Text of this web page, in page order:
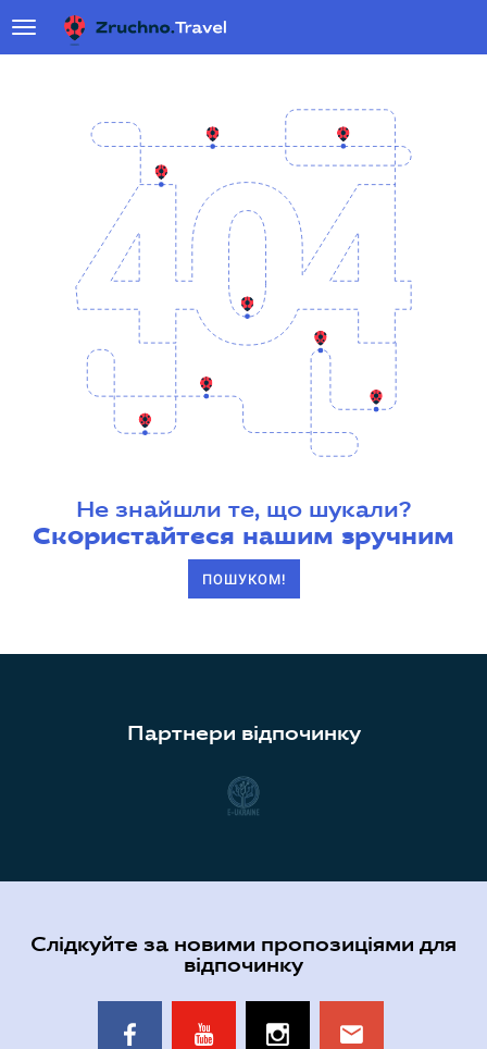
Не знайшли те, що шукали?
Скористайтеся нашим зручним
ПОШУКОМ!
Партнери відпочинку
Слідкуйте за новими пропозиціями для
відпочинку